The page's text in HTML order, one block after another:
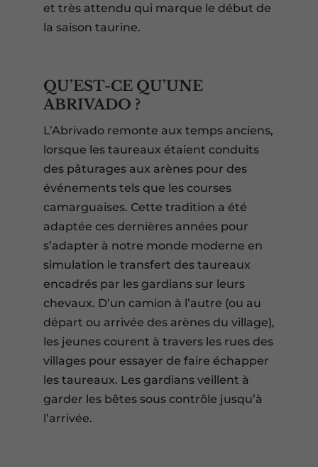
et très attendu qui marque le début de
la saison taurine.
QU’EST-CE QU’UNE
ABRIVADO ?
L’Abrivado remonte aux temps anciens,
lorsque les taureaux étaient conduits
des pâturages aux arènes pour des
événements tels que les courses
camarguaises. Cette tradition a été
adaptée ces dernières années pour
s’adapter à notre monde moderne en
simulation le transfert des taureaux
encadrés par les gardians sur leurs
chevaux. D’un camion à l’autre (ou au
départ ou arrivée des arènes du village),
les jeunes courent à travers les rues des
villages pour essayer de faire échapper
les taureaux. Les gardians veillent à
garder les bêtes sous contrôle jusqu’à
l’arrivée.